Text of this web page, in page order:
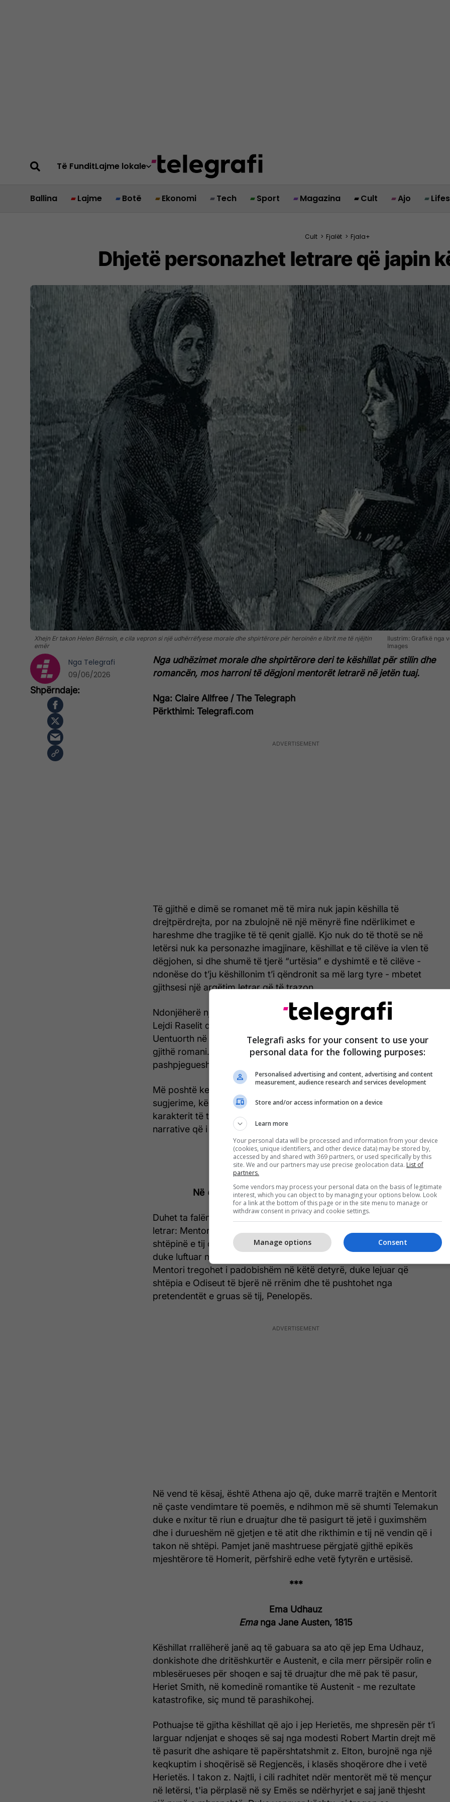
Të FunditLajme lokale
Ballina Lajme Botë Ekonomi Tech Sport Magazina Cult Ajo
Cult > Fjalët > Fjala+
Dhjetë personazhet letrare që japin
Xhejn Er takon Helen Bërnsin, e cila vepron si një udhërrëfyese morale dhe shpirtërore për heroinën e librit me të njëjtin
emër
Ilustrim: Grafikë nga
Images
Nga udhëzimet morale dhe shpirtërore deri te këshillat për stilin dhe
romancën, mos harroni të dëgjoni mentorët letrarë në jetën tuaj.
Nga: Claire Allfree / The Telegraph
Përkthimi: Telegrafi.com
Të gjithë e dimë se romanet më të mira nuk japin këshilla të
drejtpërdrejta, por na zbulojnë në një mënyrë fine ndërlikimet e
hareshme dhe tragjike të të qenit gjallë. Kjo nuk do të thotë se në
letërsi nuk ka personazhe imagjinare, këshillat e të cilëve ia vlen të
dëgjohen, si dhe shumë të tjerë “urtësia” e dyshimtë e të cilëve -
ndonëse do t’ju këshillonim t’i qëndronit sa më larg tyre - mbetet
gjithsesi një argëtim letrar që të trazon.
Ndonjëherë një këshillë përdoret thjesht si mjet narrativ - si këshilla e
Lejdi Raselit drejtuar En Eliotit që të mos martohet me kapitenin
Uentuorth në
, një ndërhyrje fatkeqe mbi të cilën mbështetet i
gjithë romani. Në raste të tjera, ajo buron nga ligësia e
pashpjegueshme, si manipulimi dashakeq i Jagos në
Më poshtë kemi renditur 10 personazhet tanë të preferuar që japin
sugjerime, këshillat e të cilëve ose janë një aspekt intriguese i
karakterit të tyre, ose kanë vlerë morale, ose shërbejnë si një ide
narrative që i jep dritë rrëfimit.
***
Në Odisejae Homerit, rreth viteve 750-650 p.e.s.
Duhet ta falënderojmë Homerin që na dha mentorin si një arketip
letrar: Mentori është miku të cilin Odiseu e udhëzon të kujdeset për
shtëpinë e tij dhe për djalin e tij, Telemakun, ndërkohë që ai mungon
duke luftuar në Luftën e Trojës. Megjithatë, në mënyrë ironike,
Mentori tregohet i padobishëm në këtë detyrë, duke lejuar që
shtëpia e Odiseut të bjerë në rrënim dhe të pushtohet nga
pretendentët e gruas së tij, Penelopës.
Në vend të kësaj, është Athena ajo që, duke marrë trajtën e Mentorit
në çaste vendimtare të poemës, e ndihmon më së shumti Telemakun
duke e nxitur të riun e druajtur dhe të pasigurt të jetë i guximshëm
dhe i durueshëm në gjetjen e të atit dhe rikthimin e tij në vendin që i
takon në shtëpi. Pamjet janë mashtruese përgjatë gjithë epikës
mjeshtërore të Homerit, përfshirë edhe vetë fytyrën e urtësisë.
***
Ema Udhauz
Ema nga Jane Austen, 1815
Këshillat rrallëherë janë aq të gabuara sa ato që jep Ema Udhauz,
donkishote dhe dritëshkurtër e Austenit, e cila merr përsipër rolin e
mblesërueses për shoqen e saj të druajtur dhe më pak të pasur,
Heriet Smith, në komedinë romantike të Austenit - me rezultate
katastrofike, siç mund të parashikohej.
Pothuajse të gjitha këshillat që ajo i jep Herietës, me shpresën për t’i
larguar ndjenjat e shoqes së saj nga modesti Robert Martin drejt më
të pasurit dhe ashiqare të papërshtatshmit z. Elton, burojnë nga një
keqkuptim i shoqërisë së Regjencës, i klasës shoqërore dhe i vetë
Herietës. I takon z. Najtli, i cili radhitet ndër mentorët më të mençur
në letërsi, t'ia përplasë në sy Emës se ndërhyrjet e saj janë thjesht
Nga Telegrafi
09/06/2026
Telegrafi asks for your consent to use your
personal data for the following purposes:
Personalised advertising and content, advertising and content
measurement, audience research and services development
Store and/or access information on a device
Learn more
Your personal data will be processed and information from your device
(cookies, unique identifiers, and other device data) may be stored by,
accessed by and shared with 369 partners, or used specifically by this
site. We and our partners may use precise geolocation data. List of
partners.
Some vendors may process your personal data on the basis of legitimate
interest, which you can object to by managing your options below. Look
for a link at the bottom of this page or in the site menu to manage or
withdraw consent in privacy and cookie settings.
Consent
Manage options